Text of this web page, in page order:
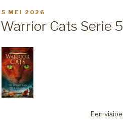
GEPLAATST
5 MEI 2026
Warrior Cats Serie 5
Een